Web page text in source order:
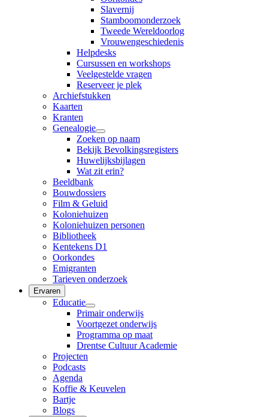
Slavernij
Stamboomonderzoek
Tweede Wereldoorlog
Vrouwengeschiedenis
Helpdesks
Cursussen en workshops
Veelgestelde vragen
Reserveer je plek
Archiefstukken
Kaarten
Kranten
Genealogie
Zoeken op naam
Bekijk Bevolkingsregisters
Huwelijksbijlagen
Wat zit erin?
Beeldbank
Bouwdossiers
Film & Geluid
Koloniehuizen
Koloniehuizen personen
Bibliotheek
Kentekens D1
Oorkondes
Emigranten
Tarieven onderzoek
Ervaren
Educatie
Primair onderwijs
Voortgezet onderwijs
Programma op maat
Drentse Cultuur Academie
Projecten
Podcasts
Agenda
Koffie & Keuvelen
Bartje
Blogs